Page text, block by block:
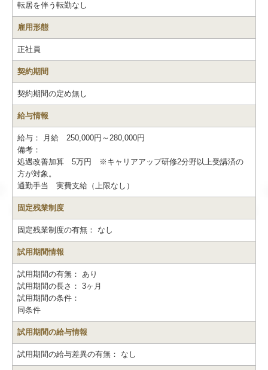
転居を伴う転勤なし
雇用形態
正社員
契約期間
契約期間の定め無し
給与情報
給与：
月給 250,000円～280,000円
備考：
処遇改善加算 5万円 ※キャリアアップ研修2分野以上受講済の
方が対象。
通勤手当 実費支給（上限なし）
固定残業制度
固定残業制度の有無： なし
試用期間情報
試用期間の有無： あり
試用期間の長さ： 3ヶ月
試用期間の条件：
同条件
試用期間の給与情報
試用期間の給与差異の有無： なし